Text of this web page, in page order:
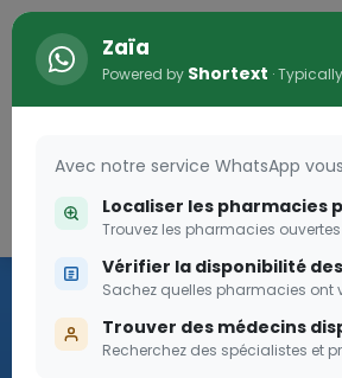
Connexion
Vaccination
Zaïa
Powered by Shortext ·
Avec notre service WhatsApp
Localiser les pharmacies
Trouvez les pharmacies
Vérifier la disponibilité
Sachez quelles pharmacies ont
Trouver des médecins
Recherchez des spécialistes et